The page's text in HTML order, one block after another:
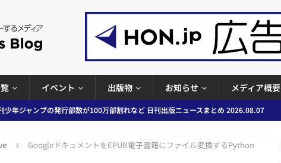
イベント 出版物 お知らせ メディア概要
少年ジャンプの発行部数が100万部割れなど 日刊出版ニュースまとめ 2026.08.07
プも読書など 日刊出版ニュースまとめ 2026.08.06
日刊出版ニュースまとめ
GoogleドキュメントをEPUB電子書籍にファイル変換するPython